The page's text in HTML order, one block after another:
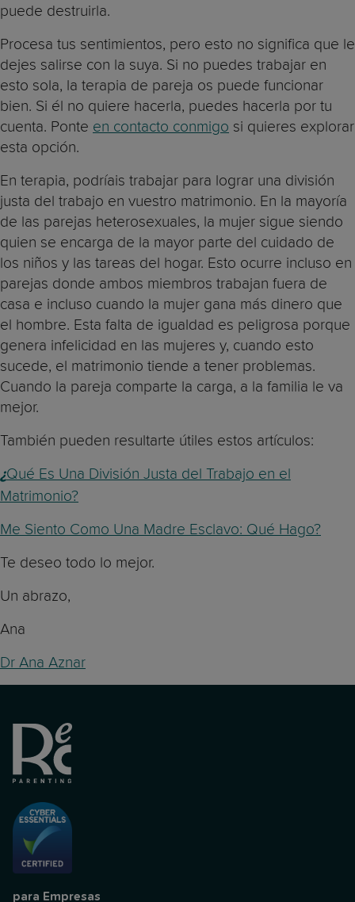
puede destruirla.
Procesa tus sentimientos, pero esto no significa que le
dejes salirse con la suya. Si no puedes trabajar en
esto sola, la terapia de pareja os puede funcionar
bien. Si él no quiere hacerla, puedes hacerla por tu
cuenta. Ponte en contacto conmigo si quieres explorar
esta opción.
En terapia, podríais trabajar para lograr una división
justa del trabajo en vuestro matrimonio. En la mayoría
de las parejas heterosexuales, la mujer sigue siendo
quien se encarga de la mayor parte del cuidado de
los niños y las tareas del hogar. Esto ocurre incluso en
parejas donde ambos miembros trabajan fuera de
casa e incluso cuando la mujer gana más dinero que
el hombre. Esta falta de igualdad es peligrosa porque
genera infelicidad en las mujeres y, cuando esto
sucede, el matrimonio tiende a tener problemas.
Cuando la pareja comparte la carga, a la familia le va
mejor.
También pueden resultarte útiles estos artículos:
¿Qué Es Una División Justa del Trabajo en el
Matrimonio?
Me Siento Como Una Madre Esclavo: Qué Hago?
Te deseo todo lo mejor.
Un abrazo,
Ana
Dr Ana Aznar
para Empresas